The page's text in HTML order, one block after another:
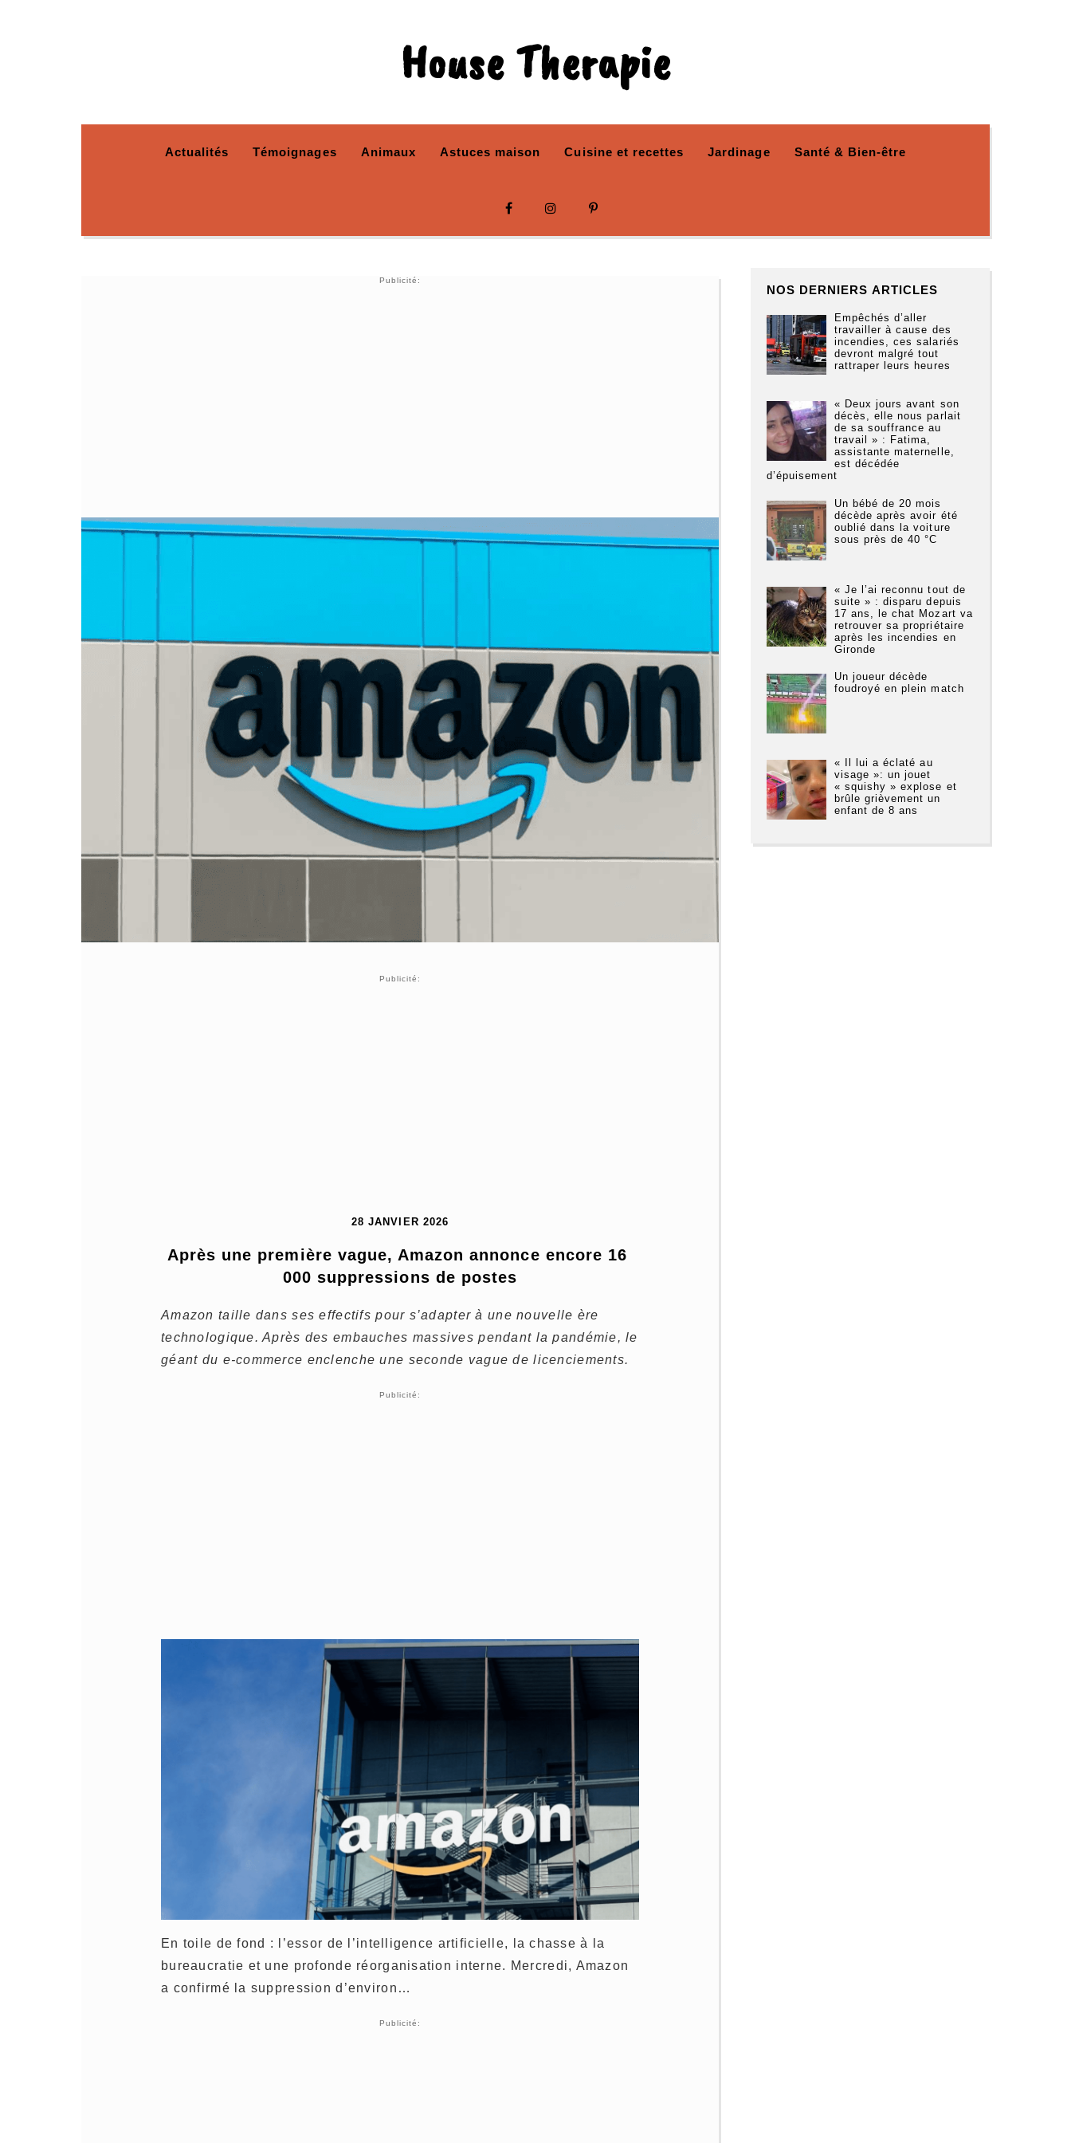
House Therapie
Actualités Témoignages Animaux Astuces maison Cuisine et recettes Jardinage Santé & Bien-être
Publicité:
Publicité:
28 JANVIER 2026
Après une première vague, Amazon annonce encore 16
000 suppressions de postes
Amazon taille dans ses effectifs pour s’adapter à une nouvelle ère
technologique. Après des embauches massives pendant la pandémie, le
géant du e-commerce enclenche une seconde vague de licenciements.
Publicité:
En toile de fond : l’essor de l’intelligence artificielle, la chasse à la
bureaucratie et une profonde réorganisation interne. Mercredi, Amazon
a confirmé la suppression d’environ…
Publicité:
NOS DERNIERS ARTICLES
Empêchés d’aller
travailler à cause des
incendies, ces salariés
devront malgré tout
rattraper leurs heures
« Deux jours avant son
décès, elle nous parlait
de sa souffrance au
travail » : Fatima,
assistante maternelle,
est décédée
d’épuisement
Un bébé de 20 mois
décède après avoir été
oublié dans la voiture
sous près de 40 °C
« Je l’ai reconnu tout de
suite » : disparu depuis
17 ans, le chat Mozart va
retrouver sa propriétaire
après les incendies en
Gironde
Un joueur décède
foudroyé en plein match
« Il lui a éclaté au
visage »: un jouet
« squishy » explose et
brûle grièvement un
enfant de 8 ans